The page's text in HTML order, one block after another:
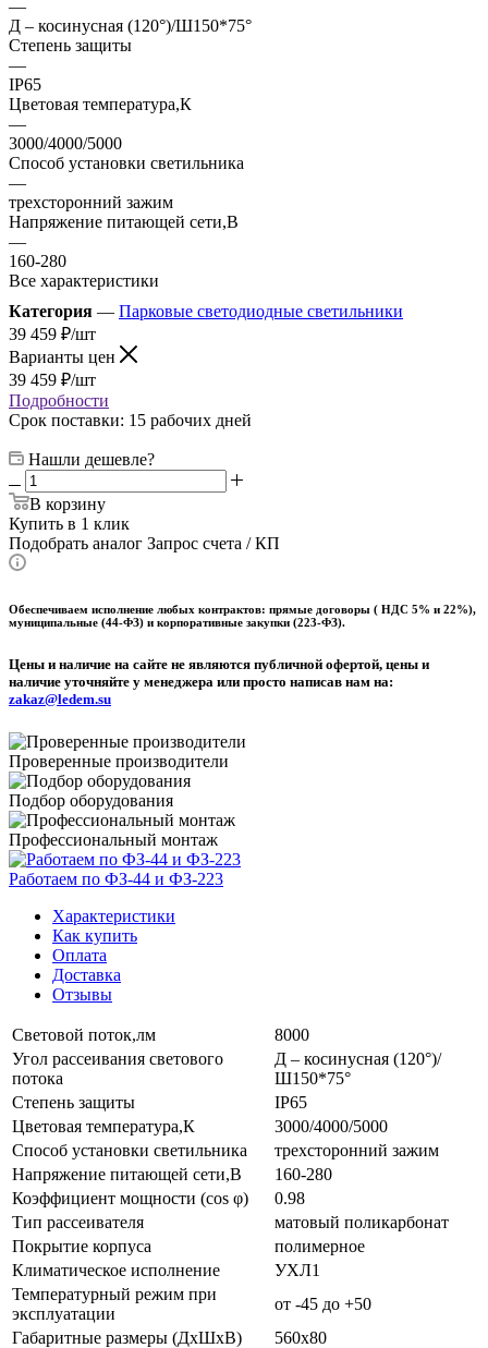
—
Д – косинусная (120°)/Ш150*75°
Степень защиты
—
IP65
Цветовая температура,К
—
3000/4000/5000
Способ установки светильника
—
трехсторонний зажим
Напряжение питающей сети,В
—
160-280
Все характеристики
Категория — Парковые светодиодные светильники
39 459 ₽/шт
Варианты цен
39 459 ₽/шт
Подробности
Срок поставки: 15 рабочих дней
Нашли дешевле?
В корзину
Купить в 1 клик
Подобрать аналог Запрос счета / КП
Обеспечиваем исполнение любых контрактов: прямые договоры ( НДС 5% и 22%),
муниципальные (44-ФЗ) и корпоративные закупки (223-ФЗ).
Цены и наличие на сайте не являются публичной офертой, цены и
наличие уточняйте у менеджера или просто написав нам на:
zakaz@ledem.su
Проверенные производители
Подбор оборудования
Профессиональный монтаж
Работаем по ФЗ-44 и ФЗ-223
Характеристики
Как купить
Оплата
Доставка
Отзывы
Световой поток,лм
8000
Угол рассеивания светового
потока
Д – косинусная (120°)/
Ш150*75°
Степень защиты
IP65
Цветовая температура,К
3000/4000/5000
Способ установки светильника
трехсторонний зажим
Напряжение питающей сети,В
160-280
Коэффициент мощности (cos φ)
0.98
Тип рассеивателя
матовый поликарбонат
Покрытие корпуса
полимерное
Климатическое исполнение
УХЛ1
Температурный режим при
эксплуатации
от -45 до +50
Габаритные размеры (ДхШхВ)
560х80